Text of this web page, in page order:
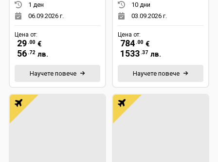
1 ден
06.09.2026 г.
Цена от:
29 .00 €
56 .72 лв.
Научете повече
10 дни
03.09.2026 г.
Цена от:
784 .00 €
1533 .37 лв.
Научете повече